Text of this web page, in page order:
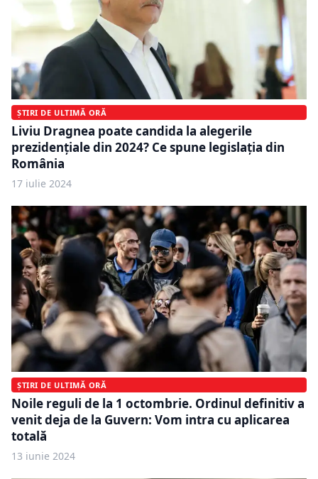
ȘTIRI DE ULTIMĂ ORĂ
Liviu Dragnea poate candida la alegerile
prezidențiale din 2024? Ce spune legislația din
România
17 iulie 2024
ȘTIRI DE ULTIMĂ ORĂ
Noile reguli de la 1 octombrie. Ordinul definitiv a
venit deja de la Guvern: Vom intra cu aplicarea
totală
13 iunie 2024